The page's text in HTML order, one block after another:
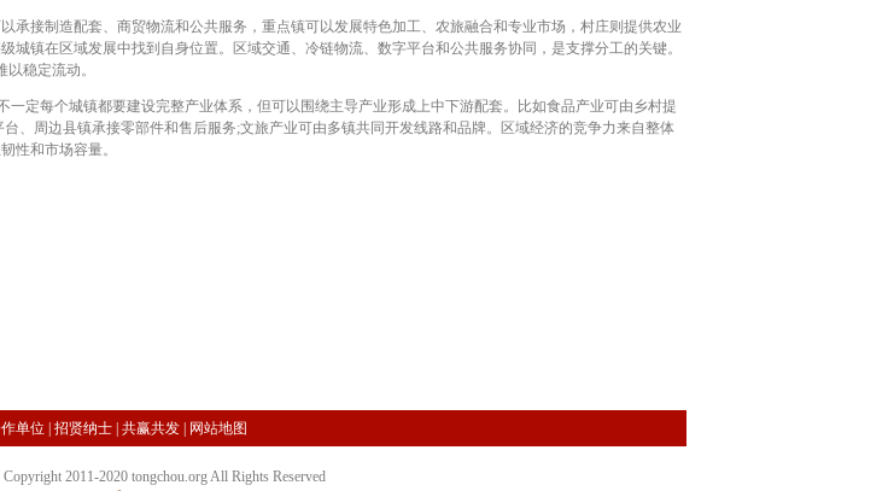
接制造配套、商贸物流和公共服务，重点镇可以发展特色加工、农旅融合和专业市场，村庄则提供农业
镇在区域发展中找到自身位置。区域交通、冷链物流、数字平台和公共服务协同，是支撑分工的关键。
稳定流动。
定每个城镇都要建设完整产业体系，但可以围绕主导产业形成上中下游配套。比如食品产业可由乡村提
、周边县镇承接零部件和售后服务;文旅产业可由多镇共同开发线路和品牌。区域经济的竞争力来自整体
性和市场容量。
单位 招贤纳士 共赢共发 网站地图
2011-2020 tongchou.org All Rights Reserved